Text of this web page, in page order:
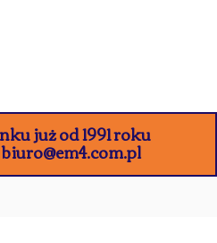
już od 1991 roku
biuro@em4.com.pl